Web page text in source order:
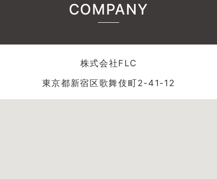
COMPANY
株式会社FLC
東京都新宿区歌舞伎町2-41-12